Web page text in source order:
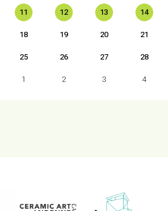
11 12 13 14
18 19 20 21
25 26 27 28
1 2 3 4